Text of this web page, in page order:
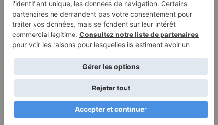
Page à colorier d'une
voyageuse errante,
héroïque…
Page de coloriage
d'une guerrière
voyageuse, nomade…
Conditions Politique de